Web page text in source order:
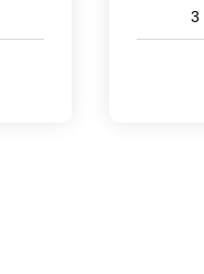
3